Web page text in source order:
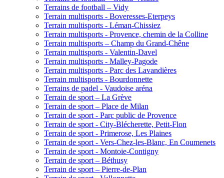
Terrains de football – Vidy
Terrain multisports - Boveresses-Eterpeys
Terrain multisports - Léman-Chissiez
Terrain multisports - Provence, chemin de la Colline
Terrain multisports – Champ du Grand-Chêne
Terrain multisports - Valentin-Davel
Terrain multisports - Malley-Pagode
Terrain multisports - Parc des Lavandières
Terrain multisports - Bourdonnette
Terrains de padel - Vaudoise aréna
Terrain de sport – La Grève
Terrain de sport – Place de Milan
Terrain de sport - Parc public de Provence
Terrain de sport - City-Blécherette, Petit-Flon
Terrain de sport - Primerose, Les Plaines
Terrain de sport - Vers-Chez-les-Blanc, En Coumenets
Terrain de sport - Montoie-Contigny
Terrain de sport – Béthusy
Terrain de sport – Pierre-de-Plan